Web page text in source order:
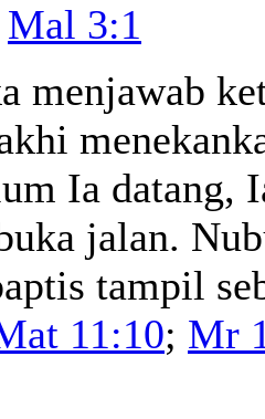
Mal 3:1
menjawab
Ia datang,
jalan.
tampil
11:10; Mr